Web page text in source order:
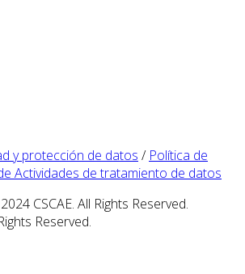
y protección de datos / Política de
Actividades de tratamiento de datos
CSCAE. All Rights Reserved.
Reserved.